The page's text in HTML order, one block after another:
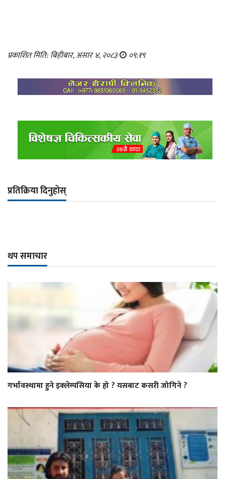
प्रकाशित मिति: बिहीबार, असार ४, २०८३ ०९:१९
प्रतिक्रिया दिनुहोस्
थप समाचार
गर्भावस्थामा हुने इक्लेम्पसिया के हो ? यसबाट कसरी जोगिने ?